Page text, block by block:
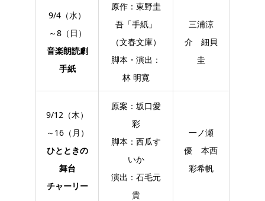
9/4（水）
～8（日）
音楽朗読劇
手紙
原作：東野圭
吾「手紙」
（文春文庫）
脚本・演出：
林 明寛
三浦涼
介 細貝
圭
9/12（木）
～16（月）
ひとときの
舞台
チャーリー
原案：坂口愛
彩
脚本：西瓜す
いか
演出：石毛元
貴
一ノ瀬
優 本西
彩希帆